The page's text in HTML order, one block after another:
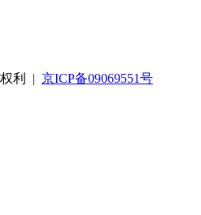
利 | 京ICP备09069551号